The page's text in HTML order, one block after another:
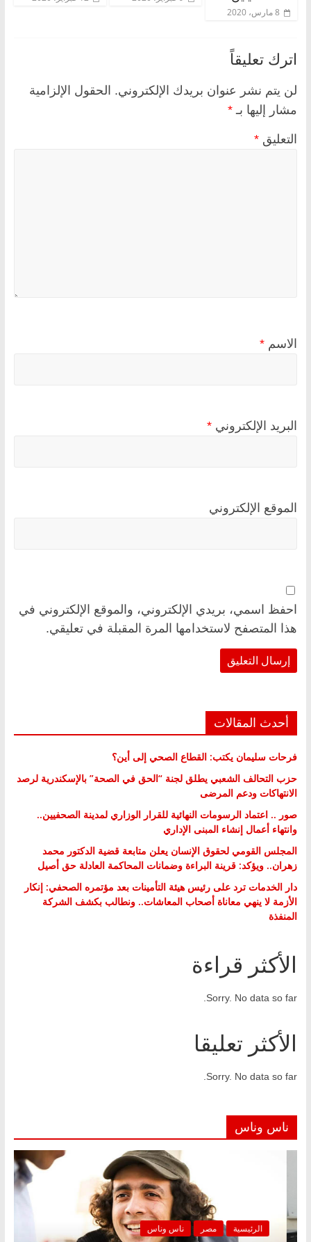
8 مارس، 2020
اترك تعليقاً
لن يتم نشر عنوان بريدك الإلكتروني. الحقول الإلزامية
مشار إليها بـ *
التعليق *
الاسم *
البريد الإلكتروني *
الموقع الإلكتروني
احفظ اسمي، بريدي الإلكتروني، والموقع الإلكتروني في
هذا المتصفح لاستخدامها المرة المقبلة في تعليقي.
أحدث المقالات
فرحات سليمان يكتب: القطاع الصحي إلى أين؟
حزب التحالف الشعبي يطلق لجنة “الحق في الصحة” بالإسكندرية لرصد
الانتهاكات ودعم المرضى
صور .. اعتماد الرسومات النهائية للقرار الوزاري لمدينة الصحفيين..
وانتهاء أعمال إنشاء المبنى الإداري
المجلس القومي لحقوق الإنسان يعلن متابعة قضية الدكتور محمد
زهران.. ويؤكد: قرينة البراءة وضمانات المحاكمة العادلة حق أصيل
دار الخدمات ترد على رئيس هيئة التأمينات بعد مؤتمره الصحفي: إنكار
الأزمة لا ينهي معاناة أصحاب المعاشات.. ونطالب بكشف الشركة
المنفذة
الأكثر قراءة
Sorry. No data so far.
الأكثر تعليقا
Sorry. No data so far.
ناس وناس
الرئيسية ناس وناس